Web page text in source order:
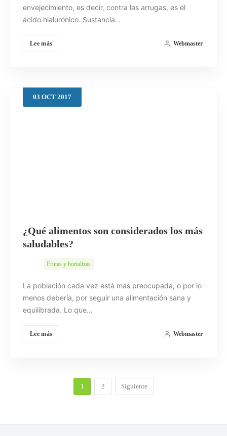
envejecimiento, es decir, contra las arrugas, es el
ácido hialurónico. Sustancia…
Lee más Webmaster
03 OCT 2017
¿Qué alimentos son considerados los más
saludables?
Frutas y hortalizas
La población cada vez está más preocupada, o por lo
menos debería, por seguir una alimentación sana y
equilibrada. Lo que…
Lee más Webmaster
1 2 Siguiente